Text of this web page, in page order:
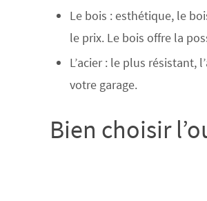
Le bois : esthétique, le
le prix. Le bois offre la
L’acier : le plus résistant,
votre garage.
Bien choisir